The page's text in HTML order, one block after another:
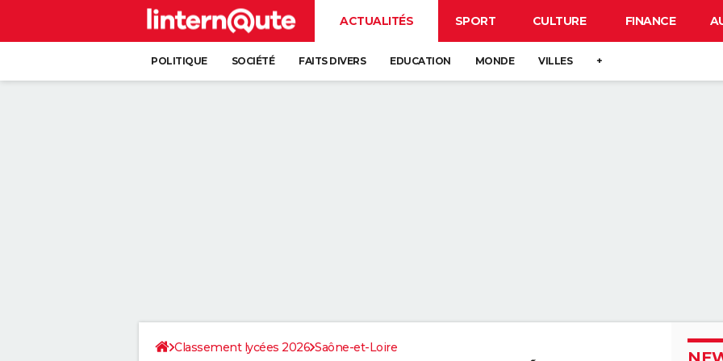
ACTUALITÉS SPORT CULTURE FINANCE
POLITIQUE SOCIÉTÉ FAITS DIVERS EDUCATION MONDE VILLES +
Classement lycées 2026 Saône-et-Loire